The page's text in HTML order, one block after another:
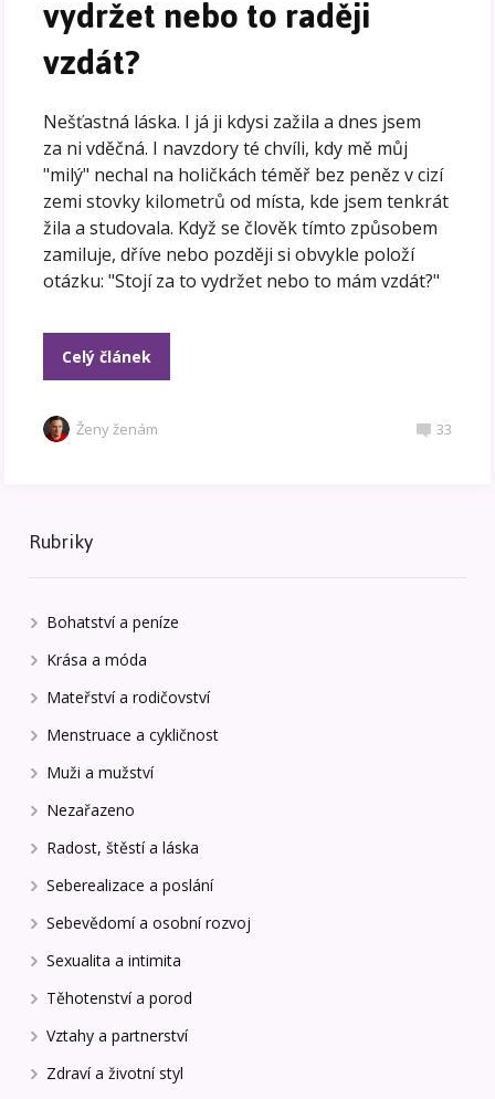
vydržet nebo to raději
vzdát?
Nešťastná láska. I já ji kdysi zažila a dnes jsem
za ni vděčná. I navzdory té chvíli, kdy mě můj
"milý" nechal na holičkách téměř bez peněz v cizí
zemi stovky kilometrů od místa, kde jsem tenkrát
žila a studovala. Když se člověk tímto způsobem
zamiluje, dříve nebo později si obvykle položí
otázku: "Stojí za to vydržet nebo to mám vzdát?"
Celý článek
Ženy ženám 33
Rubriky
Bohatství a peníze
Krása a móda
Mateřství a rodičovství
Menstruace a cykličnost
Muži a mužství
Nezařazeno
Radost, štěstí a láska
Seberealizace a poslání
Sebevědomí a osobní rozvoj
Sexualita a intimita
Těhotenství a porod
Vztahy a partnerství
Zdraví a životní styl